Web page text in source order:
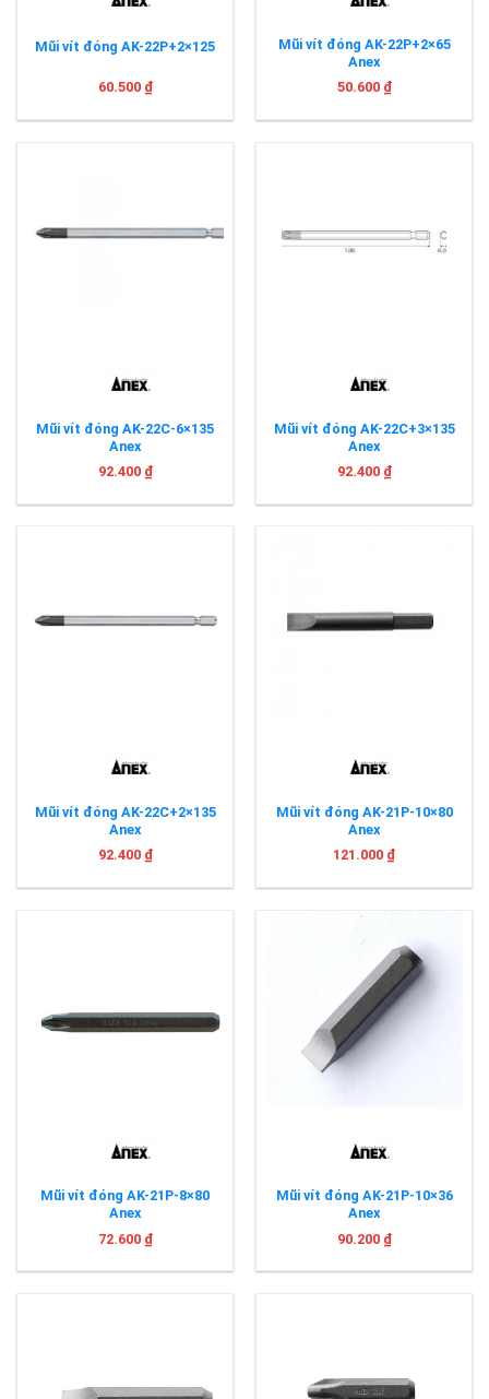
Mũi vít đóng AK-22P+2×125
60.500 ₫
Mũi vít đóng AK-22P+2×65
Anex
50.600 ₫
Mũi vít đóng AK-22C-6×135
Anex
92.400 ₫
Mũi vít đóng AK-22C+3×135
Anex
92.400 ₫
Mũi vít đóng AK-22C+2×135
Anex
92.400 ₫
Mũi vít đóng AK-21P-10×80
Anex
121.000 ₫
Mũi vít đóng AK-21P-8×80
Anex
72.600 ₫
Mũi vít đóng AK-21P-10×36
Anex
90.200 ₫